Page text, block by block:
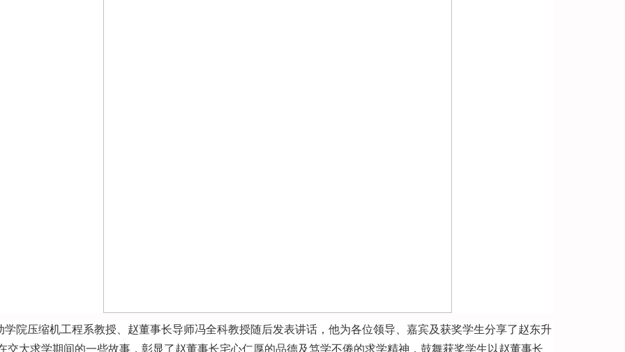
学院压缩机工程系教授、赵董事长导师冯全科教授随后发表讲话，他为各位领导、嘉宾及获奖学生分享了赵东升
交大求学期间的一些故事，彰显了赵董事长宅心仁厚的品德及笃学不倦的求学精神，鼓舞获奖学生以赵董事长